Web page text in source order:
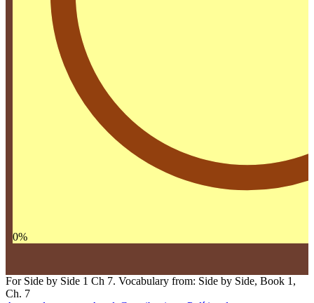
0%
For Side by Side 1 Ch 7. Vocabulary from: Side by Side, Book 1,
Ch. 7